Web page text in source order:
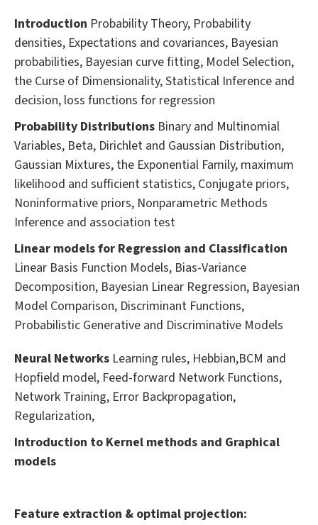
Introduction Probability Theory, Probability
densities, Expectations and covariances, Bayesian
probabilities, Bayesian curve fitting, Model Selection,
the Curse of Dimensionality, Statistical Inference and
decision, loss functions for regression
Probability Distributions Binary and Multinomial
Variables, Beta, Dirichlet and Gaussian Distribution,
Gaussian Mixtures, the Exponential Family, maximum
likelihood and sufficient statistics, Conjugate priors,
Noninformative priors, Nonparametric Methods
Inference and association test
Linear models for Regression and Classification
Linear Basis Function Models, Bias-Variance
Decomposition, Bayesian Linear Regression, Bayesian
Model Comparison, Discriminant Functions,
Probabilistic Generative and Discriminative Models
Neural Networks Learning rules, Hebbian,BCM and
Hopfield model, Feed-forward Network Functions,
Network Training, Error Backpropagation,
Regularization,
Introduction to Kernel methods and Graphical
models
Feature extraction & optimal projection: